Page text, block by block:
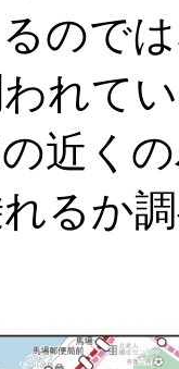
ので
れて
近く
るか